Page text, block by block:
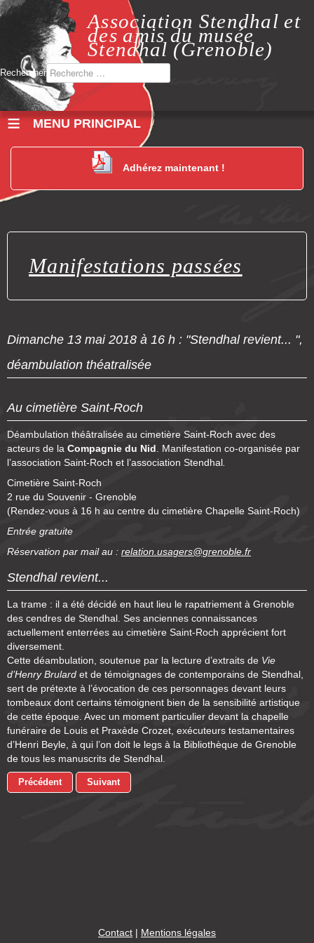
Association Stendhal et
des amis du musée
Stendhal (Grenoble)
Rechercher
≡
Adhérez maintenant !
Manifestations passées
Dimanche 13 mai 2018 à 16 h : "Stendhal revient... ",
déambulation théatralisée
Au cimetière Saint-Roch
Déambulation théâtralisée au cimetière Saint-Roch avec des
acteurs de la Compagnie du Nid . Manifestation co-organisée par
l’association Saint-Roch et l’association Stendhal
Cimetière Saint-Roch
2 rue du Souvenir - Grenoble
(Rendez-vous à 16 h au centre du cimetière Chapelle Saint-Roch)
Entrée gratuite
Réservation par mail au : relation.usagers@grenoble.fr
Stendhal revient...
La trame : il a été décidé en haut lieu le rapatriement à Grenoble
des cendres de Stendhal. Ses anciennes connaissances
actuellement enterrées au cimetière Saint-Roch apprécient fort
diversement.
Cette déambulation, soutenue par la lecture d’extraits de Vie
d’Henry Brulard et de témoignages de contemporains de Stendhal,
sert de prétexte à l’évocation de ces personnages devant leurs
tombeaux dont certains témoignent bien de la sensibilité artistique
de cette époque. Avec un moment particulier devant la chapelle
funéraire de Louis et Praxède Crozet, exécuteurs testamentaires
d’Henri Beyle, à qui l’on doit le legs à la Bibliothèque de Grenoble
de tous les manuscrits de Stendhal.
Précédent Suivant
Contact | Mentions légales